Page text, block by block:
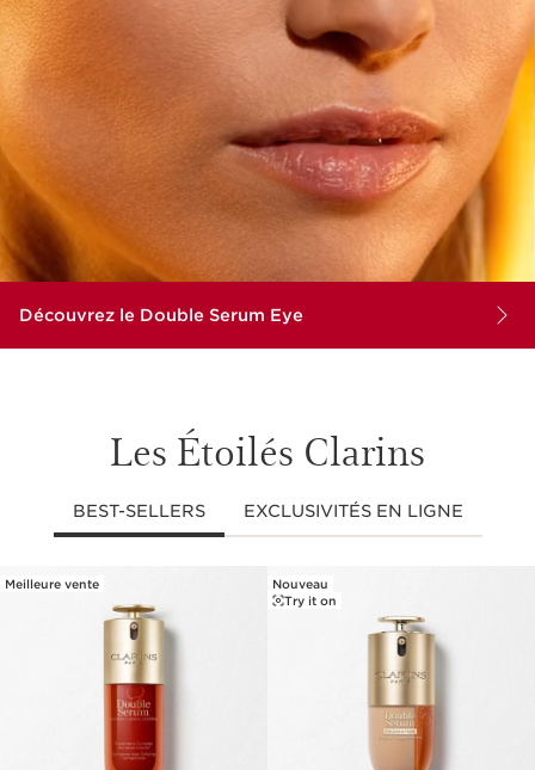
Découvrez le Double Serum Eye
Les Étoilés Clarins
BEST-SELLERS EXCLUSIVITÉS EN LIGNE
Meilleure vente
Nouveau
Try it on